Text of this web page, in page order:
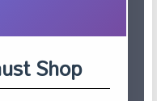
Shop